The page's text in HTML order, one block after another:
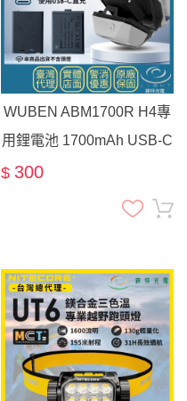
WUBEN ABM1700R H4專
用鋰電池 1700mAh USB-C
$ 300